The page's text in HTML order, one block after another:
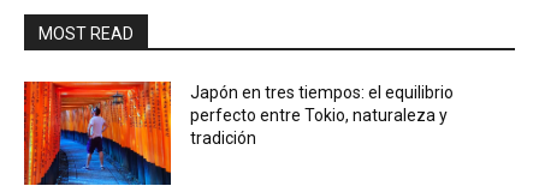
MOST READ
Japón en tres tiempos: el equilibrio
perfecto entre Tokio, naturaleza y
tradición